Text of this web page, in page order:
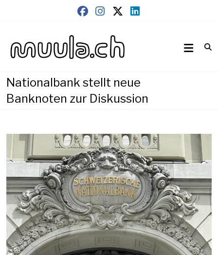
muula.ch
Nationalbank stellt neue
Banknoten zur Diskussion